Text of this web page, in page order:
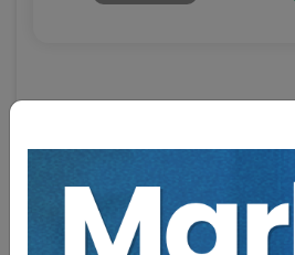
Eğitmen Hakkında